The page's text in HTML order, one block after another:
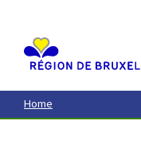
contenu
principal
Home